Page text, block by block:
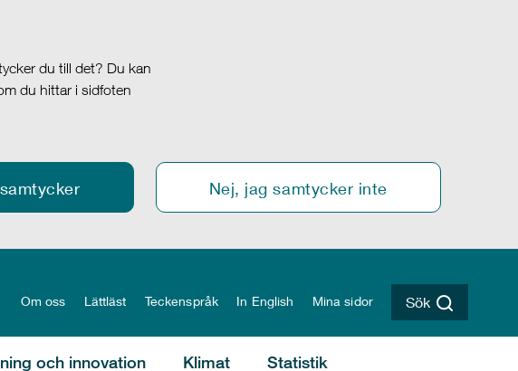
du till det? Du kan
du hittar i sidfoten
Nej, jag samtycker inte
Om oss Lättläst Teckenspråk In English Mina sidor Sök
och innovation Klimat Statistik